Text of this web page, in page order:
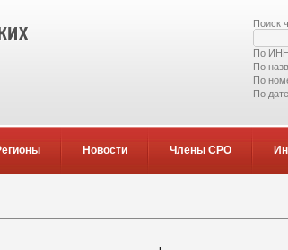
Поиск
По
По
По
По
Новости Члены СРО